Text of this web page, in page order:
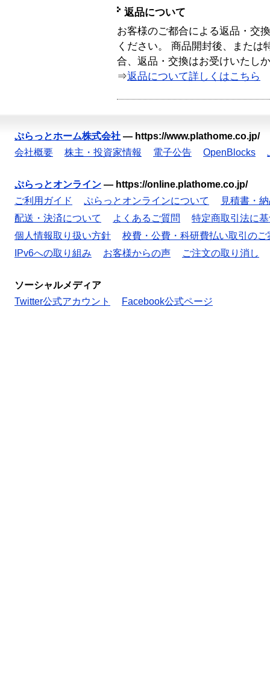
返品について
お客様のご都合による返品・交
ください。 商品開封後、または
合、返品・交換はお受けいたし
⇒返品について詳しくはこちら
ぷらっとホーム株式会社 — https://www.plathome.co.jp/
会社概要
株主・投資家情報 電子公告 OpenBlocks
ぷらっとオンライン — https://online.plathome.co.jp/
ご利用ガイド
ぷらっとオンラインについて
見積書・
配送・決済について
よくあるご質問
特定商取引法に
個人情報取り扱い方針
校費・公費・科研費払い取引のご
IPv6への取り組み
お客様からの声 ご注文の取り消し
ソーシャルメディア
Twitter公式アカウント
Facebook公式ページ